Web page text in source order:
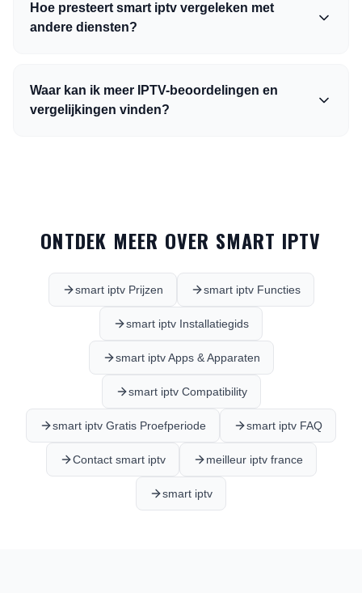
Hoe presteert smart iptv vergeleken met
andere diensten?
Waar kan ik meer IPTV-beoordelingen en
vergelijkingen vinden?
ONTDEK MEER OVER SMART IPTV
smart iptv Prijzen smart iptv Functies
smart iptv Installatiegids
smart iptv Apps & Apparaten
smart iptv Compatibility
smart iptv Gratis Proefperiode smart iptv FAQ
Contact smart iptv meilleur iptv france
smart iptv